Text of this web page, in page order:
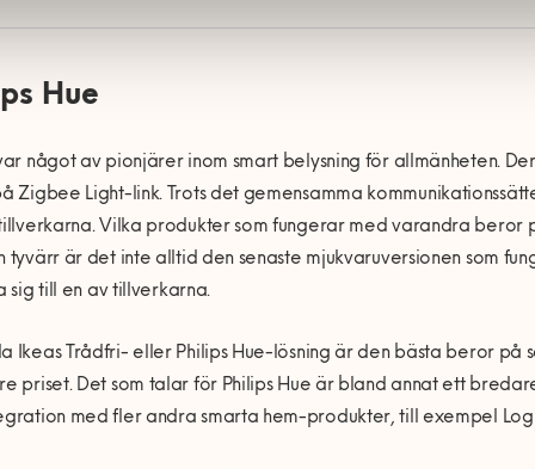
Hue
något av pionjärer inom smart belysning för allmänheten.
Zigbee Light-link. Trots det gemensamma
Vilka produkter som fungerar med varandra beror
tyvärr är det inte alltid den senaste mjukvaruversionen som
sig till en av tillverkarna.
Ikeas Trådfri- eller Philips Hue-lösning är den bästa beror på
priset. Det som talar för Philips Hue är bland annat ett
med fler andra smarta hem-produkter, till exempel